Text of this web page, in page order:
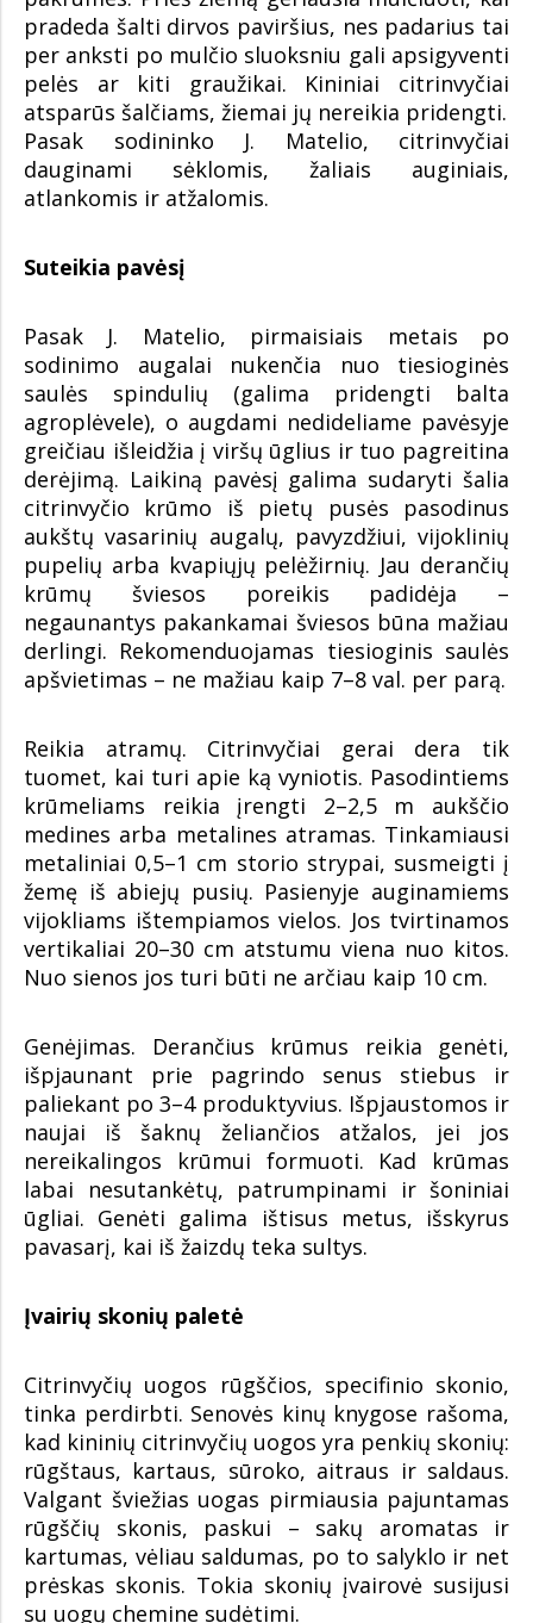
pradeda šalti dirvos paviršius, nes padarius tai
per anksti po mulčio sluoksniu gali apsigyventi
pelės ar kiti graužikai. Kininiai citrinvyčiai
atsparūs šalčiams, žiemai jų nereikia pridengti.
Pasak sodininko J. Matelio, citrinvyčiai
dauginami sėklomis, žaliais auginiais,
atlankomis ir atžalomis.
Suteikia pavėsį
Pasak J. Matelio, pirmaisiais metais po
sodinimo augalai nukenčia nuo tiesioginės
saulės spindulių (galima pridengti balta
agroplėvele), o augdami nedideliame pavėsyje
greičiau išleidžia į viršų ūglius ir tuo pagreitina
derėjimą. Laikiną pavėsį galima sudaryti šalia
citrinvyčio krūmo iš pietų pusės pasodinus
aukštų vasarinių augalų, pavyzdžiui, vijoklinių
pupelių arba kvapiųjų pelėžirnių. Jau derančių
krūmų šviesos poreikis padidėja –
negaunantys pakankamai šviesos būna mažiau
derlingi. Rekomenduojamas tiesioginis saulės
apšvietimas – ne mažiau kaip 7–8 val. per parą.
Reikia atramų. Citrinvyčiai gerai dera tik
tuomet, kai turi apie ką vyniotis. Pasodintiems
krūmeliams reikia įrengti 2–2,5 m aukščio
medines arba metalines atramas. Tinkamiausi
metaliniai 0,5–1 cm storio strypai, susmeigti į
žemę iš abiejų pusių. Pasienyje auginamiems
vijokliams ištempiamos vielos. Jos tvirtinamos
vertikaliai 20–30 cm atstumu viena nuo kitos.
Nuo sienos jos turi būti ne arčiau kaip 10 cm.
Genėjimas. Derančius krūmus reikia genėti,
išpjaunant prie pagrindo senus stiebus ir
paliekant po 3–4 produktyvius. Išpjaustomos ir
naujai iš šaknų želiančios atžalos, jei jos
nereikalingos krūmui formuoti. Kad krūmas
labai nesutankėtų, patrumpinami ir šoniniai
ūgliai. Genėti galima ištisus metus, išskyrus
pavasarį, kai iš žaizdų teka sultys.
Įvairių skonių paletė
Citrinvyčių uogos rūgščios, specifinio skonio,
tinka perdirbti. Senovės kinų knygose rašoma,
kad kininių citrinvyčių uogos yra penkių skonių:
rūgštaus, kartaus, sūroko, aitraus ir saldaus.
Valgant šviežias uogas pirmiausia pajuntamas
rūgščių skonis, paskui – sakų aromatas ir
kartumas, vėliau saldumas, po to salyklo ir net
prėskas skonis. Tokia skonių įvairovė susijusi
su uogų chemine sudėtimi.